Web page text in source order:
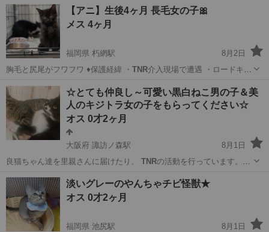
【アニ】生後4ヶ月 長毛女の子🎀
メス 4ヶ月
福岡県 朽網駅
8月2日
胸毛と尻尾がフワフワ ♦保護経緯 ・ TNR介入現場で遭遇 ・ロードキル
福岡 北九州市 朽網駅 ワクチン
☆とても仲良し～可愛い黒白ねこ男の子＆美
人のキジトラ女の子をもらってください☆
オス 0才2ヶ月
大阪府 諏訪ノ森駅
8月1日
良猫ちゃん達を里親さんに届けたり、 TNRの活動を行っています。
大阪 堺市 諏訪ノ森駅 ねこ
淡いグレーのやんちゃチビ怪獣★
オス 0才2ヶ月
福岡県 池尻駅
8月1日